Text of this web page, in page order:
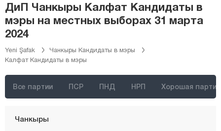
ДиП Чанкыры Калфат Кандидаты в
мэры на местных выборах 31 марта
2024
Yeni Şafak
Чанкыры Кандидаты в мэры
Калфат Кандидаты в мэры
Все партии ПСР ПНД НРП Хорошая партия
Бингёль
Битлис
Болу
Бурдур
Чанаккале
Чанкыры